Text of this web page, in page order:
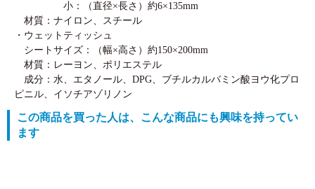
小：（直径×長さ）約6×135mm
材質：ナイロン、スチール
・ウェットティッシュ
シートサイズ：（幅×高さ）約150×200mm
材質：レーヨン、ポリエステル
成分：水、エタノール、DPG、ブチルカルバミン酸ヨウ化プロ
ピニル、イソチアゾリノン
この商品を買った人は、こんな商品にも興味を持ってい
ます